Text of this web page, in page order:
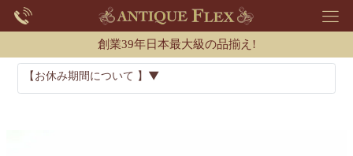
創業39年日本最大級の品揃え!
【お休み期間について 】▼